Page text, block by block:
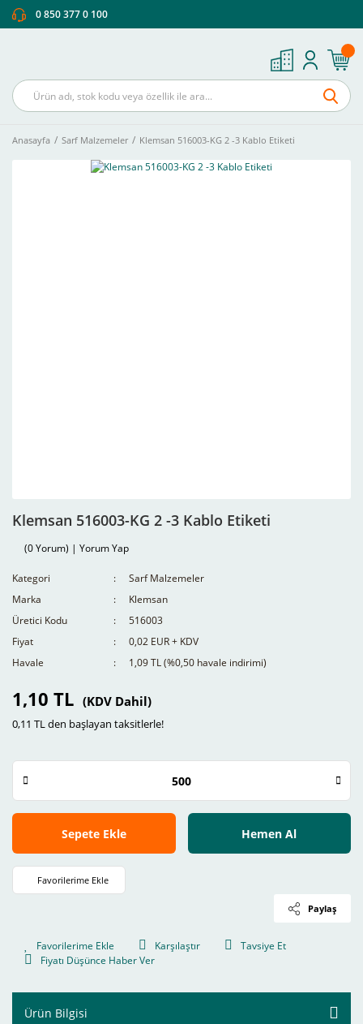
0 850 377 0 100
Anasayfa Sarf Malzemeler Klemsan 516003-KG 2 -3 Kablo Etiketi
Klemsan 516003-KG 2 -3 Kablo Etiketi
(0 Yorum) | Yorum Yap
Kategori
Sarf Malzemeler
Marka
Klemsan
Üretici Kodu
516003
Fiyat
0,02 EUR + KDV
Havale
1,09 TL (%0,50 havale indirimi)
1,10 TL (KDV Dahil)
0,11 TL den başlayan taksitlerle!
Sepete Ekle Hemen Al
Paylaş
Karşılaştır
Tavsiye Et
Fiyatı Düşünce Haber Ver
Ürün Bilgisi